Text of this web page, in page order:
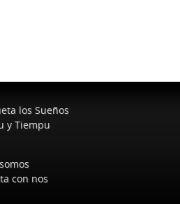
los Sueños
y Tiempu
con nos